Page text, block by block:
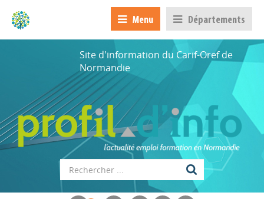
Menu Départements
Site d'information du Carif-Oref de
Normandie